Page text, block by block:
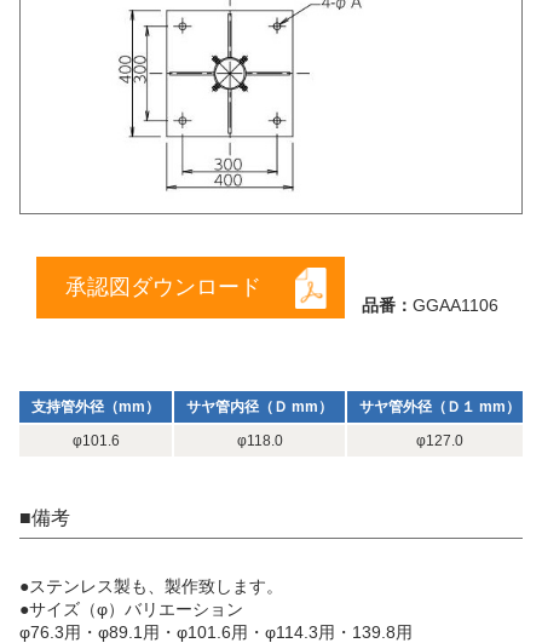
承認図ダウンロード
品番： GGAA1106
支持管外径（mm） サヤ管内径（Ｄ mm）
サヤ管外径（Ｄ１ mm）
φ101.6
φ118.0 φ127.0
■備考
●ステンレス製も、製作致します。
●サイズ（φ）バリエーション
φ76.3用・φ89.1用・φ101.6用・φ114.3用・139.8用